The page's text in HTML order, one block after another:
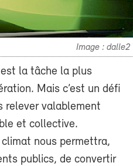
Image : dalle2
la tâche la plus
Mais c’est un défi
relever valablement
et collective.
climat nous permettra,
publics, de convertir